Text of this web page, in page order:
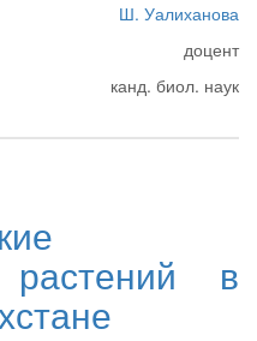
Ш. Уалиханова
доцент
канд. биол. наук
растений в